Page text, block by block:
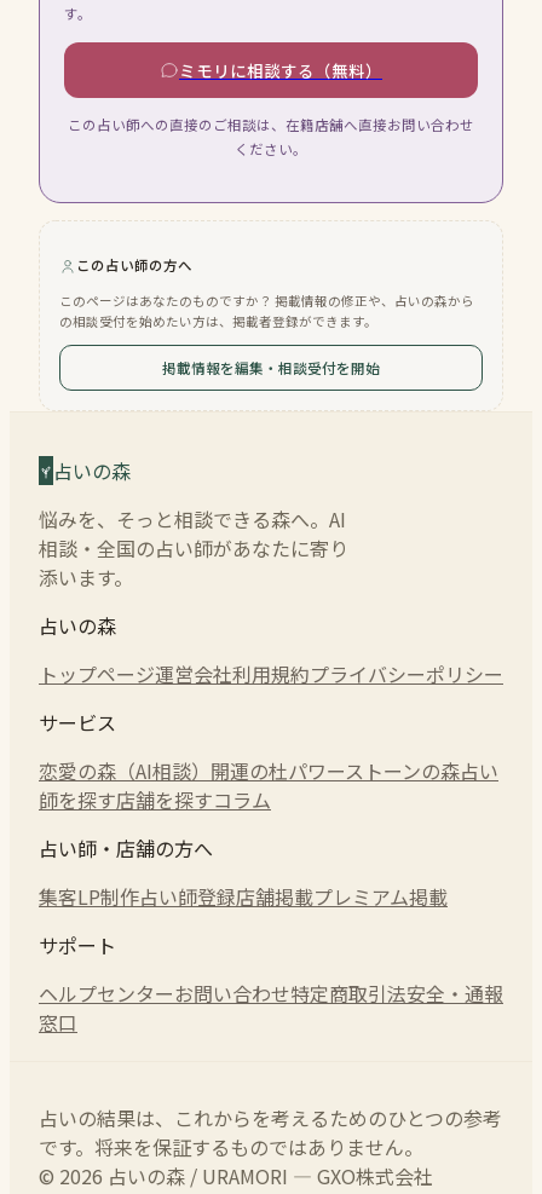
す。
ミモリに相談する（無料）
この占い師への直接のご相談は、在籍店舗へ直接お問い合わせ
ください。
この占い師の方へ
このページはあなたのものですか？ 掲載情報の修正や、占いの森から
の相談受付を始めたい方は、掲載者登録ができます。
掲載情報を編集・相談受付を開始
占いの森
悩みを、そっと相談できる森へ。AI
相談・全国の占い師があなたに寄り
添います。
占いの森
トップページ運営会社利用規約プライバシーポリシー
サービス
恋愛の森（AI相談） 開運の杜パワーストーンの森占い
師を探す店舗を探すコラム
占い師・店舗の方へ
集客LP制作占い師登録店舗掲載プレミアム掲載
サポート
ヘルプセンターお問い合わせ特定商取引法安全・通報
窓口
占いの結果は、これからを考えるためのひとつの参考
です。将来を保証するものではありません。
© 2026 占いの森 / URAMORI — GXO株式会社